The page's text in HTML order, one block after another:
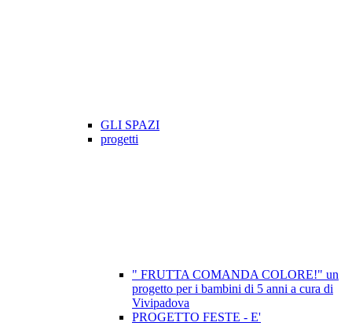
GLI SPAZI
progetti
" FRUTTA COMANDA COLORE!" un
progetto per i bambini di 5 anni a cura di
Vivipadova
PROGETTO FESTE - E'